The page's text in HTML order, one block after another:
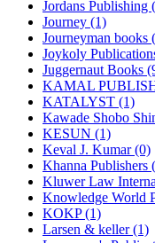
Jordans Publishing
Journey (1)
Journeyman books
Joykoly
Juggernaut Books
KAMAL
KATALYST (1)
Kawade Shobo
KESUN (1)
Keval J. Kumar (0)
Khanna Publishers
Kluwer Law
Knowledge World
KOKP (1)
Larsen & keller (1)